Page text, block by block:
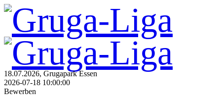
18.07.2026, Grugapark Essen
2026-07-18 10:00:00
Bewerben